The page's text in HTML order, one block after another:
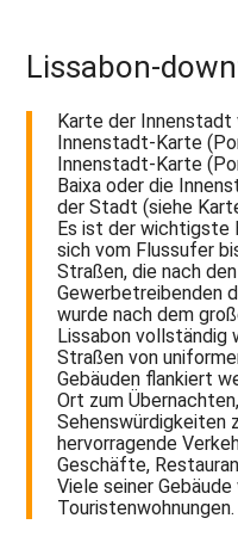
Lissabon-
Karte der Innenstadt
Innenstadt-Karte
Innenstadt-Karte
Baixa oder die
der Stadt (siehe
Es ist der wichtigste
sich vom Flussufer
Straßen, die nach
Gewerbetreibenden
wurde nach dem
Lissabon vollständig
Straßen von
Gebäuden flankiert
Ort zum
Sehenswürdigkeiten
hervorragende
Geschäfte,
Viele seiner
Touristenwohnungen.